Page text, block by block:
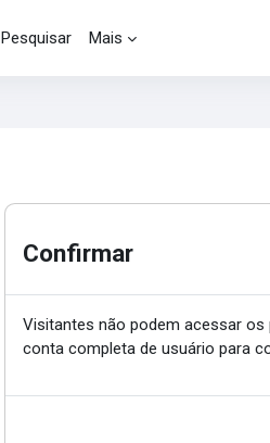
Pesquisar Mais
Confirmar
Visitantes não podem acessar
conta completa de usuário para